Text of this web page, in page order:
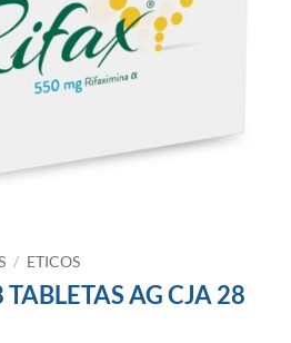
/ ETICOS
AG CJA 28